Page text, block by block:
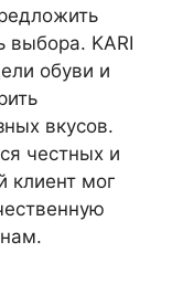
выбора. KARI
обуви и
вкусов.
честных и
клиент мог